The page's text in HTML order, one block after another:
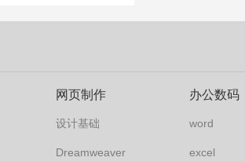
网页制作
设计基础
Dreamweaver
办公数码
word
excel